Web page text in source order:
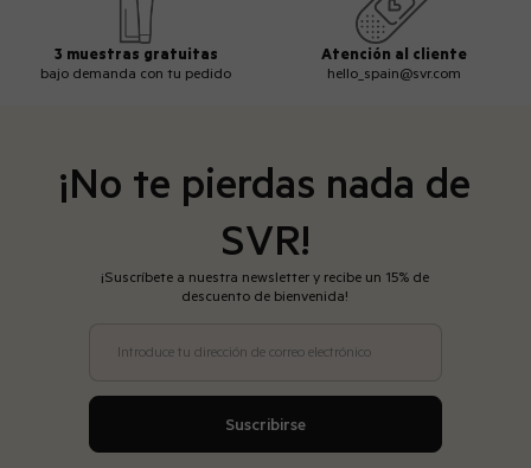
3 muestras gratuitas
bajo demanda con tu pedido
Atención al cliente
hello_spain@svr.com
¡No te pierdas nada de
SVR!
¡Suscríbete a nuestra newsletter y recibe un 15% de
descuento de bienvenida!
Introduce tu dirección de correo electrónico
Suscribirse